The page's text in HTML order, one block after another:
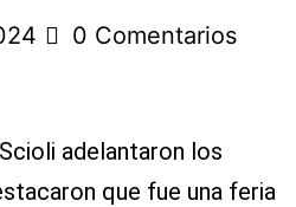
0 Comentarios
adelantaron los
que fue una feria